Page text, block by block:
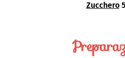
Zucchero